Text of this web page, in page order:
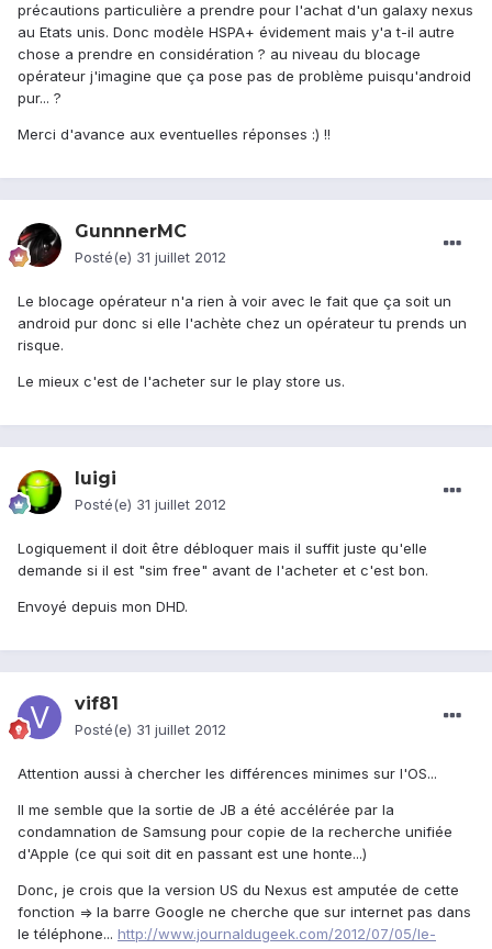
précautions particulière a prendre pour l'achat d'un galaxy nexus
au Etats unis. Donc modèle HSPA+ évidement mais y'a t-il autre
chose a prendre en considération ? au niveau du blocage
opérateur j'imagine que ça pose pas de problème puisqu'android
pur... ?
Merci d'avance aux eventuelles réponses :) !!
GunnnerMC
Posté(e) 31 juillet 2012
Le blocage opérateur n'a rien à voir avec le fait que ça soit un
android pur donc si elle l'achète chez un opérateur tu prends un
risque.
Le mieux c'est de l'acheter sur le play store us.
luigi
Posté(e) 31 juillet 2012
Logiquement il doit être débloquer mais il suffit juste qu'elle
demande si il est "sim free" avant de l'acheter et c'est bon.
Envoyé depuis mon DHD.
vif81
Posté(e) 31 juillet 2012
Attention aussi à chercher les différences minimes sur l'OS...
Il me semble que la sortie de JB a été accélérée par la
condamnation de Samsung pour copie de la recherche unifiée
d'Apple (ce qui soit dit en passant est une honte...)
Donc, je crois que la version US du Nexus est amputée de cette
fonction => la barre Google ne cherche que sur internet pas dans
le téléphone... http://www.journaldugeek.com/2012/07/05/le-